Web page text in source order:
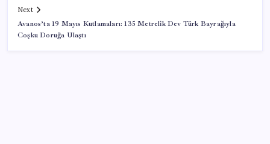
Next
Avanos’ta 19 Mayıs Kutlamaları: 135 Metrelik Dev Türk Bayrağıyla
Coşku Doruğa Ulaştı